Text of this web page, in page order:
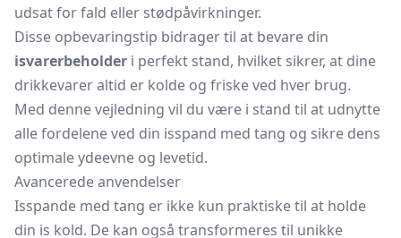
udsat for fald eller stødpåvirkninger.
Disse opbevaringstip bidrager til at bevare din
isvarerbeholder i perfekt stand, hvilket sikrer, at dine
drikkevarer altid er kolde og friske ved hver brug.
Med denne vejledning vil du være i stand til at udnytte
alle fordelene ved din isspand med tang og sikre dens
optimale ydeevne og levetid.
Avancerede anvendelser
Isspande med tang er ikke kun praktiske til at holde
din is kold. De kan også transformeres til unikke